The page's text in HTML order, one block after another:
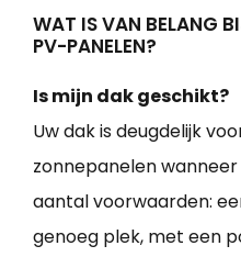
WAT IS VAN BELANG
PV-PANELEN?
Is mijn dak geschikt?
Uw dak is deugdelijk
zonnepanelen
aantal voorwaarden:
genoeg plek, met een